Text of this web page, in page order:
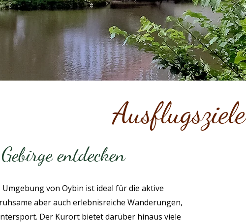
Ausflugsziele
entdecken
von Oybin ist ideal für die aktive
aber auch erlebnisreiche Wanderungen,
Der Kurort bietet darüber hinaus viele